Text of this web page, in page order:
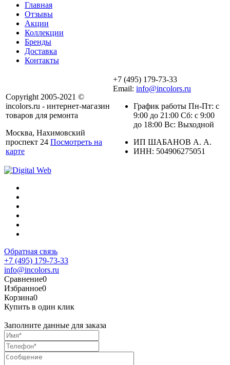
Главная
Отзывы
Акции
Коллекции
Бренды
Доставка
Контакты
Copyright 2005-2021 ©
incolors.ru - интернет-магазин
товаров для ремонта
Москва, Нахимовский
проспект 24 Посмотреть на
карте
+7 (495) 179-73-33
Email: info@incolors.ru
График работы Пн-Пт: с
9:00 до 21:00 Сб: с 9:00
до 18:00 Вс: Выходной
ИП ШАБАНОВ А. А.
ИНН: 504906275051
Обратная связь
+7 (495) 179-73-33
info@incolors.ru
Сравнение0
Избранное0
Корзина0
Купить в один клик
Заполните данные для заказа